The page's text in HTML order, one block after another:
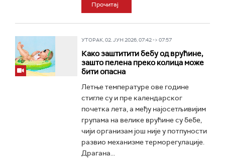
Прочитај
УТОРАК, 02. ЈУН 2026, 07:42 -> 07:57
Како заштитити бебу од врућине,
зашто пелена преко колица може
бити опасна
Летње температуре ове године
стигле су и пре календарског
почетка лета, а међу најосетљивијим
групама на велике врућине су бебе,
чији организам још није у потпуности
развио механизме терморегулације.
Драгана...